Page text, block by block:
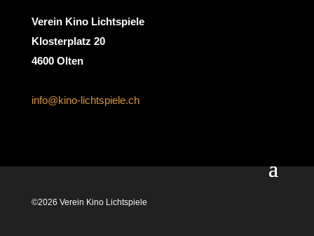
Verein Kino Lichtspiele
Klosterplatz 20
4600 Olten
info@kino-lichtspiele.ch
©2026 Verein Kino Lichtspiele